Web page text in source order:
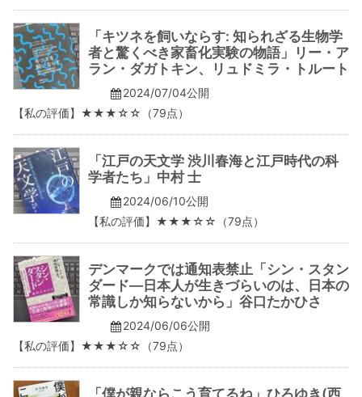
「キツネを飼いならす: 知られざる生物学
者と驚くべき家畜化実験の物語」リー・ア
ラン・ダガトキン、リュドミラ・トルート
2024/07/04公開
【私の評価】★★★☆☆（79点）
「江戸の天文学 渋川春海と江戸時代の科
学者たち」中村 士
2024/06/10公開
【私の評価】★★★☆☆（79点）
デンマークでは通知表禁止「シン・スタン
ダード―日本人が生きづらいのは、日本の
常識しか知らないから」谷口たかひさ
2024/06/06公開
【私の評価】★★★☆☆（79点）
「僕が親ならこう育てるね」ひろゆき(西